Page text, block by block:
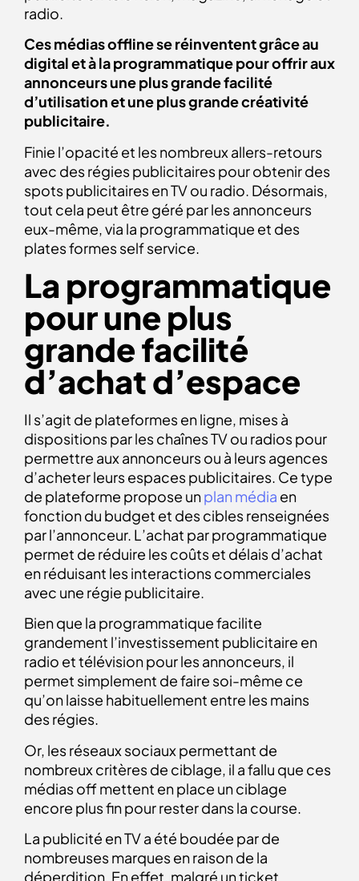
radio.
Ces médias offline se réinventent grâce au
digital et à la programmatique pour offrir aux
annonceurs une plus grande facilité
d’utilisation et une plus grande créativité
publicitaire.
Finie l’opacité et les nombreux allers-retours
avec des régies publicitaires pour obtenir des
spots publicitaires en TV ou radio. Désormais,
tout cela peut être géré par les annonceurs
eux-même, via la programmatique et des
plates formes self service.
La programmatique
pour une plus
grande facilité
d’achat d’espace
Il s’agit de plateformes en ligne, mises à
dispositions par les chaînes TV ou radios pour
permettre aux annonceurs ou à leurs agences
d’acheter leurs espaces publicitaires. Ce type
de plateforme propose unplan média en
fonction du budget et des cibles renseignées
par l’annonceur. L’achat par programmatique
permet de réduire les coûts et délais d’achat
en réduisant les interactions commerciales
avec une régie publicitaire.
Bien que la programmatique facilite
grandement l’investissement publicitaire en
radio et télévision pour les annonceurs, il
permet simplement de faire soi-même ce
qu’on laisse habituellement entre les mains
des régies.
Or, les réseaux sociaux permettant de
nombreux critères de ciblage, il a fallu que ces
médias off mettent en place un ciblage
encore plus fin pour rester dans la course.
La publicité en TV a été boudée par de
nombreuses marques en raison de la
déperdition. En effet, malgré un ticket